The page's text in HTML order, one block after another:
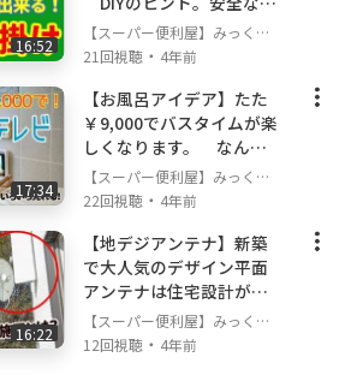
録番号 東京都第209577号
扱技術者 登録番号114952
東京都 308791905911 株式会社す
クエンジニア
し地点を過ぎたと思いますが、Yo
のように一般の人が簡単に動画
をビデオブログにすれば、情報を
方に伝わって、お役に立てるので
・ってね。
トさえあれば、経験者から学習を
さんもすぐにプロになれる時代に
。 経験の違いや資格の有無はあ
、もう「専門家」なんて言葉は
16:52
掛けと電源増設
【スーパー便利屋】みっく店
長が行く!
21回視聴 ・ 4年前
17:34
【お風呂アイデア】たた
￥9,000でバスタイムが楽
しくなります。 なんち
ゃってお風呂テレビ
【スーパー便利屋】みっく店
長が行く!
22回視聴 ・ 4年前
16:22
【地デジアンテナ】新築
で大人気のデザイン平面
アンテナは住宅設計が重
要！住宅設計に落とし穴
あり。 プロが語る重要
【スーパー便利屋】みっく店
長が行く!
12回視聴 ・ 4年前